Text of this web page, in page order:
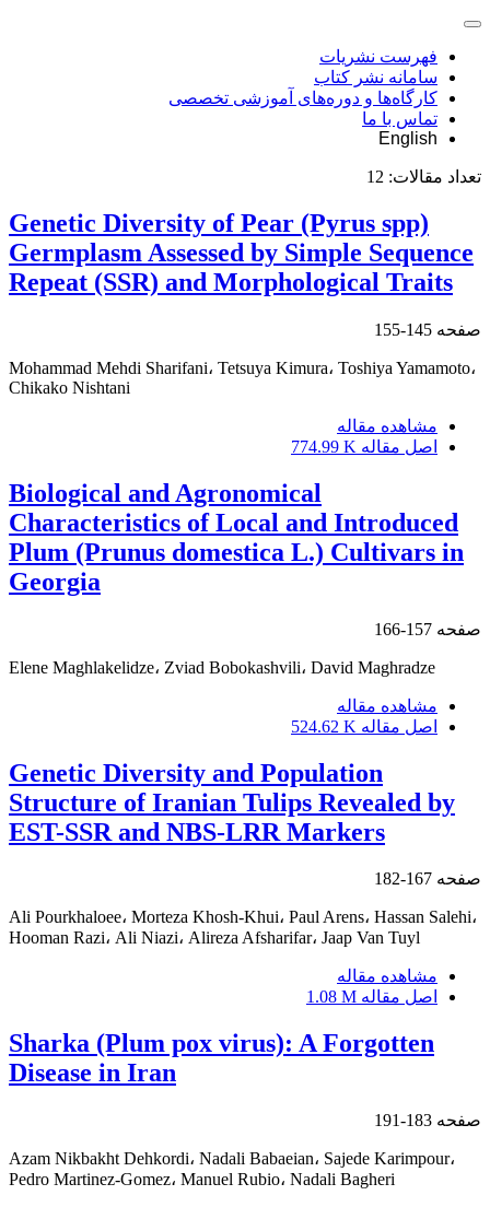
فهرست نشریات
سامانه نشر کتاب
کارگاه‌ها و دوره‌های آموزشی تخصصی
تماس با ما
English
تعداد مقالات: 12
Genetic Diversity of Pear (Pyrus spp)
Germplasm Assessed by Simple Sequence
Repeat (SSR) and Morphological Traits
صفحه 145-155
Mohammad Mehdi Sharifani، Tetsuya Kimura، Toshiya Yamamoto،
Chikako Nishtani
مشاهده مقاله
اصل مقاله 774.99 K
Biological and Agronomical
Characteristics of Local and Introduced
Plum (Prunus domestica L.) Cultivars in
Georgia
صفحه 157-166
Elene Maghlakelidze، Zviad Bobokashvili، David Maghradze
مشاهده مقاله
اصل مقاله 524.62 K
Genetic Diversity and Population
Structure of Iranian Tulips Revealed by
EST-SSR and NBS-LRR Markers
صفحه 167-182
Ali Pourkhaloee، Morteza Khosh-Khui، Paul Arens، Hassan Salehi،
Hooman Razi، Ali Niazi، Alireza Afsharifar، Jaap Van Tuyl
مشاهده مقاله
اصل مقاله 1.08 M
Sharka (Plum pox virus): A Forgotten
Disease in Iran
صفحه 183-191
Azam Nikbakht Dehkordi، Nadali Babaeian، Sajede Karimpour،
Pedro Martinez-Gomez، Manuel Rubio، Nadali Bagheri